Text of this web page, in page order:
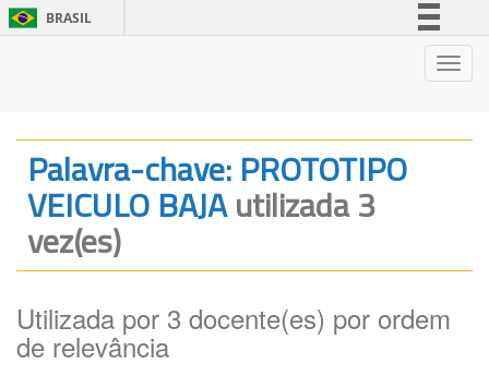
BRASIL
Legislação
Canais
Palavra-chave: PROTOTIPO
VEICULO BAJAutilizada 3
vez(es)
Utilizada por 3 docente(es) por ordem
de relevância